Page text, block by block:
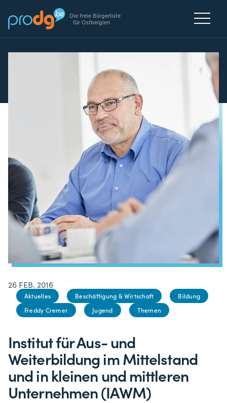
Die freie Bürgerliste
für Ostbelgien
26 FEB. 2016
Aktuelles Beschäftigung & Wirtschaft
Bildung
Freddy Cremer
Jugend Themen
Institut für Aus- und
Weiterbildung im Mittelstand
und in kleinen und mittleren
Unternehmen (IAWM)